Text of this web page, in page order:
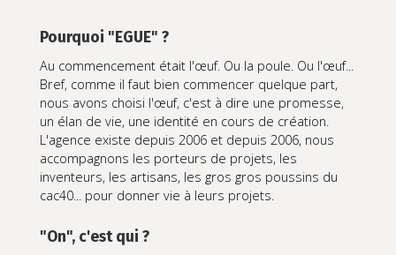
Pourquoi "EGUE" ?
Au commencement était l'œuf. Ou la poule. Ou l'œuf...
Bref, comme il faut bien commencer quelque part,
nous avons choisi l'œuf, c'est à dire une promesse,
un élan de vie, une identité en cours de création.
L'agence existe depuis 2006 et depuis 2006, nous
accompagnons les porteurs de projets, les
inventeurs, les artisans, les gros gros poussins du
cac40... pour donner vie à leurs projets.
"On", c'est qui ?